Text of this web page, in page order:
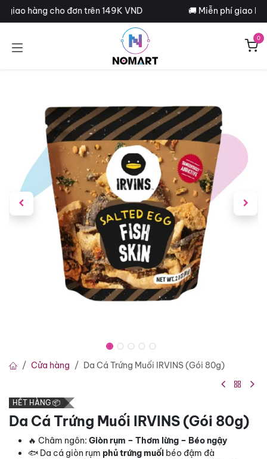
Bỏ qua để đến Nội dung
giao hàng cho đơn trên 149K VND 🚚 Miễn phí giao
0
Cửa hàng Da Cá Trứng Muối IRVINS (Gói 80g)
HẾT HÀNG 📦
Da Cá Trứng Muối IRVINS (Gói 80g)
🔥 Châm ngôn: Giòn rụm – Thơm lừng – Béo ngậy
🐟 Da cá giòn rụm phủ trứng muối béo đậm đà